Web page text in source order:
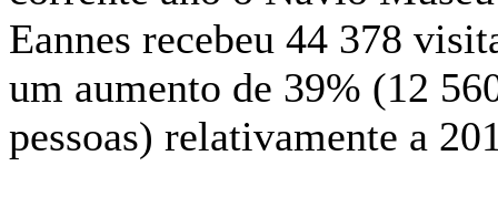
Eannes recebeu 44 378
um aumento de 39% (12
pessoas) relativamente a